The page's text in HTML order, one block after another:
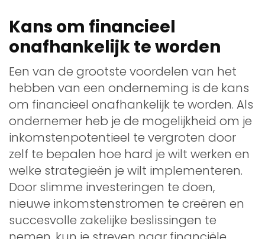
Kans om financieel
onafhankelijk te worden
Een van de grootste voordelen van het
hebben van een onderneming is de kans
om financieel onafhankelijk te worden. Als
ondernemer heb je de mogelijkheid om je
inkomstenpotentieel te vergroten door
zelf te bepalen hoe hard je wilt werken en
welke strategieën je wilt implementeren.
Door slimme investeringen te doen,
nieuwe inkomstenstromen te creëren en
succesvolle zakelijke beslissingen te